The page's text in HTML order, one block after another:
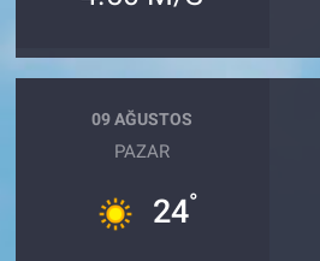
09 AĞUSTOS
PAZAR
24°